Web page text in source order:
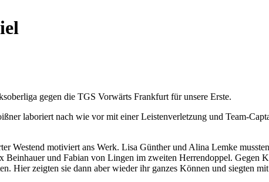
gegen die TGS Vorwärts Frankfurt für unsere Erste.
laboriert nach wie vor mit einer Leistenverletzung und Team-
Westend motiviert ans Werk. Lisa Günther und Alina Lemke
Beinhauer und Fabian von Lingen im zweiten Herrendoppel. Gegen
Hier zeigten sie dann aber wieder ihr ganzes Können und siegten